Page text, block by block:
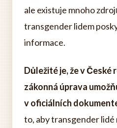
ale existuje mnoho
transgender lidem
informace.
Důležité je, že v České
zákonná úprava
v oficiálních
to, aby transgender lidé